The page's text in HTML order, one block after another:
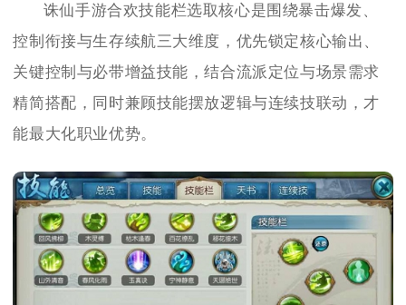
诛仙手游合欢技能栏选取核心是围绕暴击爆发、
控制衔接与生存续航三大维度，优先锁定核心输出、
关键控制与必带增益技能，结合流派定位与场景需求
精简搭配，同时兼顾技能摆放逻辑与连续技联动，才
能最大化职业优势。